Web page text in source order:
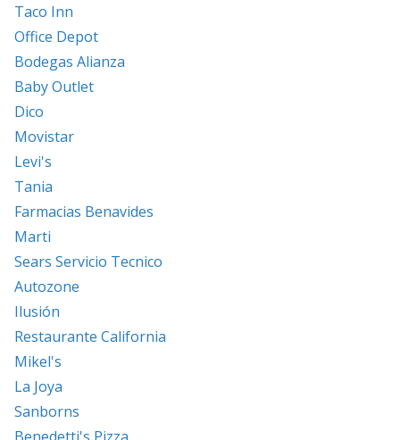
Taco Inn
Office Depot
Bodegas Alianza
Baby Outlet
Dico
Movistar
Levi's
Tania
Farmacias Benavides
Marti
Sears Servicio Tecnico
Autozone
Ilusión
Restaurante California
Mikel's
La Joya
Sanborns